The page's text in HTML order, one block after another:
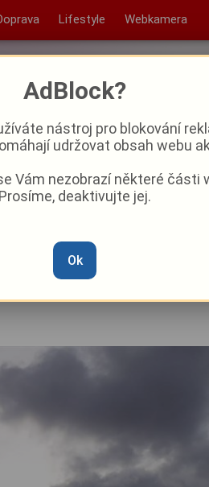
Lifestyle Webkamera
víkend?
AdBlock?
nástroj pro blokování
udržovat obsah webu
Vám nezobrazí některé části
Prosíme, deaktivujte jej.
Ok